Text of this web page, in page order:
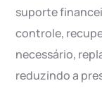
suporte
controle,
necessário,
reduzindo a